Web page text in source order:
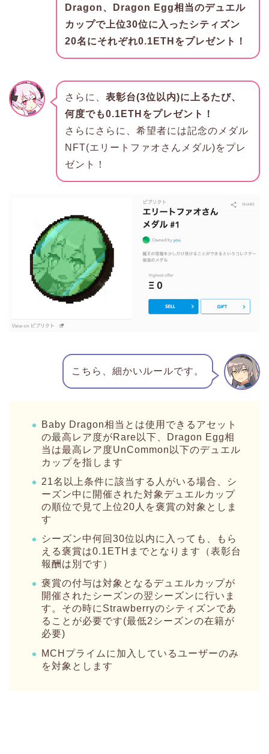
Dragon、Dragon Egg相当のデュエル
カップで上位30位に入ったシティズン
20名にそれぞれ0.1ETHをプレゼント！
さらに、 表彰台(3位以内)に上るたび、
何度でも0.1ETHをプレゼント！
さらにさらに、希望者には記念のメダル
NFT(エリートファオさんメダル)をプレ
ゼント！
こちら、細かいルールです。
Baby Dragon相当とは使用できるアセット
の最高レア度がRare以下、Dragon Egg相
当は最高レア度UnCommon以下のデュエル
カップを指します
21名以上条件に該当する人がいる場合、シ
ーズン中に開催された対象デュエルカップ
の順位で見て上位20人を褒賞の対象としま
す
シーズン中何回30位以内に入っても、もら
える褒賞は0.1ETHまでとなります（表彰台
報酬は別です）
褒賞の付与は対象となるデュエルカップが
開催されたシーズンの翌シーズンに行いま
す。その時にStrawberryのシティズンであ
ることが必要です(最低2シーズンの在籍が
必要)
MCHプライムに加入しているユーザーのみ
を対象とします